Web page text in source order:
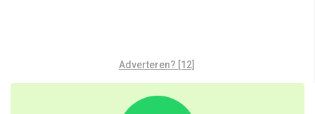
Adverteren? [12]